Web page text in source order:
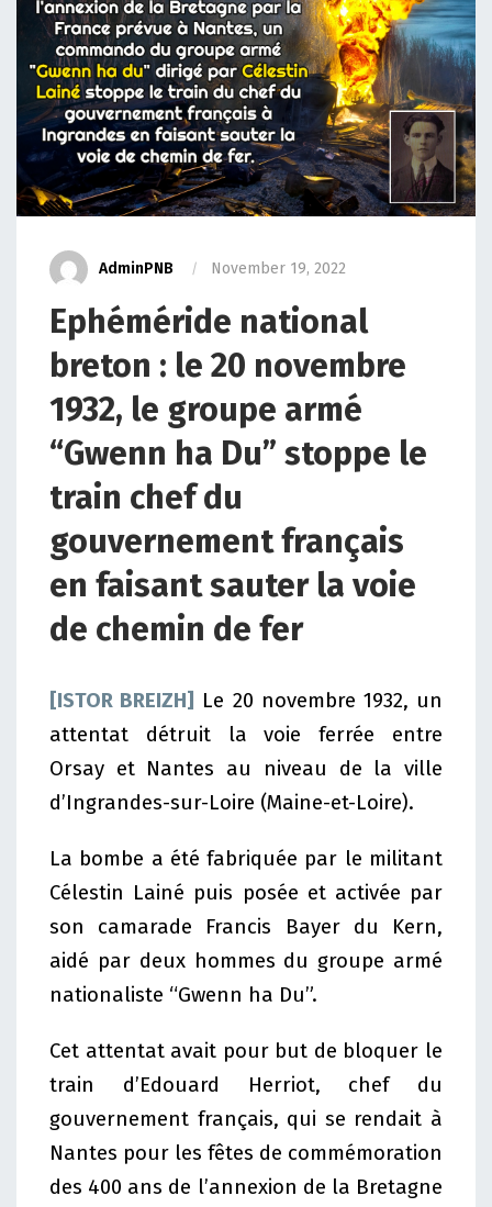
AdminPNB November 19, 2022
Ephéméride national
breton : le 20 novembre
1932, le groupe armé
“Gwenn ha Du” stoppe le
train chef du
gouvernement français
en faisant sauter la voie
de chemin de fer
[ISTOR BREIZH] Le 20 novembre 1932, un
attentat détruit la voie ferrée entre
Orsay et Nantes au niveau de la ville
d’Ingrandes-sur-Loire (Maine-et-Loire).
La bombe a été fabriquée par le militant
Célestin Lainé puis posée et activée par
son camarade Francis Bayer du Kern,
aidé par deux hommes du groupe armé
nationaliste “Gwenn ha Du”.
Cet attentat avait pour but de bloquer le
train d’Edouard Herriot, chef du
gouvernement français, qui se rendait à
Nantes pour les fêtes de commémoration
des 400 ans de l’annexion de la Bretagne